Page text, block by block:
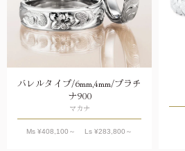
バレルタイプ/6mm,4mm/プラチ
ナ900
マカナ
Ms ¥408,100 ～ Ls ¥283,800 ～